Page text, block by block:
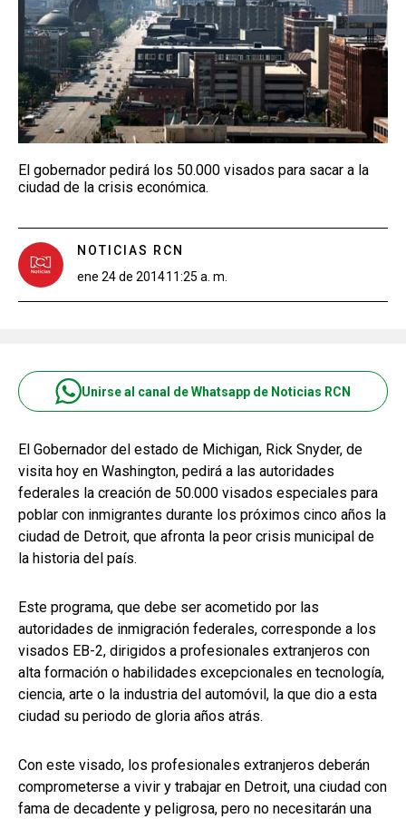
El gobernador pedirá los 50.000 visados para sacar a la
ciudad de la crisis económica.
NOTICIAS RCN
ene 24 de 201411:25 a. m.
Unirse al canal de Whatsapp de Noticias RCN
El Gobernador del estado de Michigan, Rick Snyder, de
visita hoy en Washington, pedirá a las autoridades
federales la creación de 50.000 visados especiales para
poblar con inmigrantes durante los próximos cinco años la
ciudad de Detroit, que afronta la peor crisis municipal de
la historia del país.
Este programa, que debe ser acometido por las
autoridades de inmigración federales, corresponde a los
visados EB-2, dirigidos a profesionales extranjeros con
alta formación o habilidades excepcionales en tecnología,
ciencia, arte o la industria del automóvil, la que dio a esta
ciudad su periodo de gloria años atrás.
Con este visado, los profesionales extranjeros deberán
comprometerse a vivir y trabajar en Detroit, una ciudad con
fama de decadente y peligrosa, pero no necesitarán una